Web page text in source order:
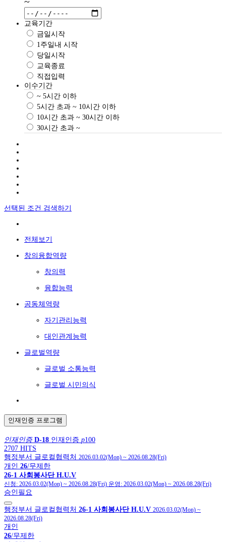
교육기간
금일시작
1주일내 시작
당일시작
교육종료
직접입력
이수기간
~ 5시간 이하
5시간 초과 ~ 10시간 이하
10시간 초과 ~ 30시간 이하
30시간 초과 ~
선택된 조건 검색하기
전체보기
창의융합역량
창의력
융합능력
공동체역량
자기관리능력
대인관계능력
글로벌역량
글로벌 소통능력
글로벌 시민의식
인재인증 프로그램
인재인증 D-18 인재인증 p100
2707 HITS
행정부서 글로컬협력처 2026.03.02(Mon) ~ 2026.08.28(Fri)
개인 26/무제한
26-1 사회봉사단 H.U.V
신청: 2026.03.02(Mon) ~ 2026.08.28(Fri) 운영: 2026.03.02(Mon) ~ 2026.08.28(Fri)
승인필요
행정부서 글로컬협력처 26-1 사회봉사단 H.U.V 2026.03.02(Mon) ~
2026.08.28(Fri)
개인
26/무제한